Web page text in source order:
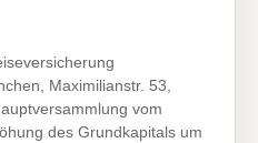
Maximilianstr. 53,
vom
des Grundkapitals um